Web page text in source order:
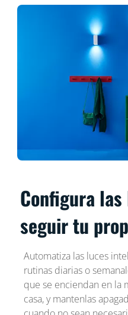
Configura
seguir tu
Automatiza las luces
rutinas diarias o
que se enciendan en la
casa, y mantenlas